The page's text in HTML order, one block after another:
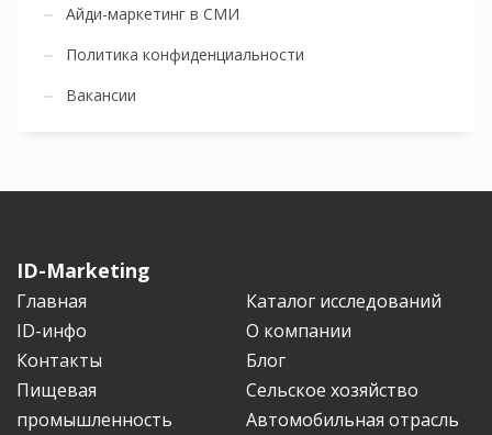
Айди-маркетинг в СМИ
Политика конфиденциальности
Вакансии
ID-Marketing
Главная
Каталог исследований
ID-инфо
О компании
Контакты
Блог
Пищевая
промышленность
Сельское хозяйство
Автомобильная отрасль